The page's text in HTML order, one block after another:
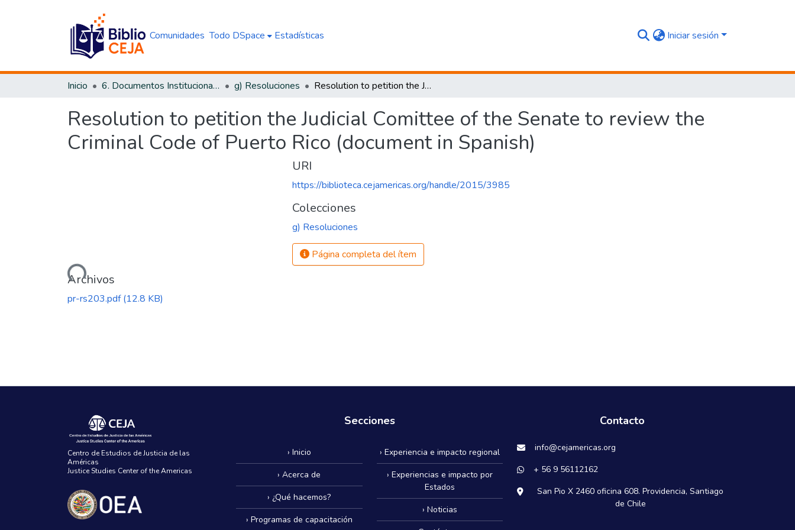
Comunidades Todo DSpace Estadísticas Iniciar sesión
Inicio 6. Documentos Institucionales CEJA g) Resoluciones Resolution to petition the Judicial Comittee of the Senate to review the Criminal Code of Puerto Rico (document in Spanish)
Resolution to petition the Judicial Comittee of the Senate to review the
Criminal Code of Puerto Rico (document in Spanish)
Cargando...Archivos
pr-rs203.pdf(12.8 KB)
URI
https://biblioteca.cejamericas.org/handle/2015/3985
Colecciones
g) Resoluciones
Página completa del ítem
Centro de Estudios de Justicia de las
Américas
Justice Studies Center of the Americas
Secciones
› Inicio
› Acerca de
› ¿Qué hacemos?
› Programas de capacitación
› Experiencia e impacto regional
› Experiencias e impacto por
Estados
› Noticias
Contacto
info@cejamericas.org
+ 56 9 56112162
San Pio X 2460 oficina 608. Providencia, Santiago
de Chile